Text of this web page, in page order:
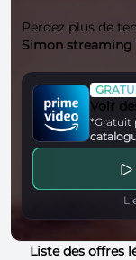
Perdez plus de
Simon streaming
Voir
*Gratuit
Liste des offres